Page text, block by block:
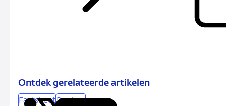
Ontdek gerelateerde artikelen
FactsheetBanken